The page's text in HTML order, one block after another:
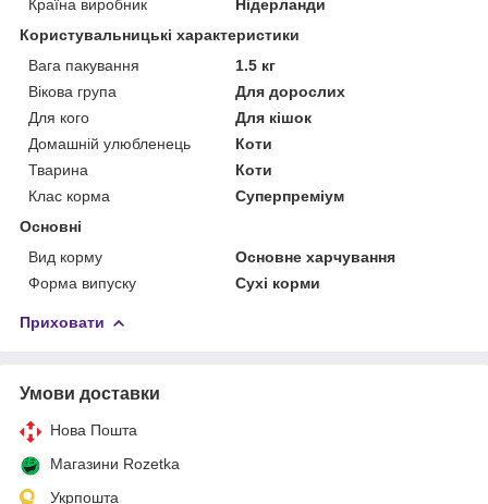
Країна виробник
Нідерланди
Користувальницькі характеристики
Вага пакування
1.5 кг
Вікова група
Для дорослих
Для кого
Для кішок
Домашній улюбленець
Коти
Тварина
Коти
Клас корма
Суперпреміум
Основні
Вид корму
Основне харчування
Форма випуску
Сухі корми
Приховати
Умови доставки
Нова Пошта
Магазини Rozetka
Укрпошта